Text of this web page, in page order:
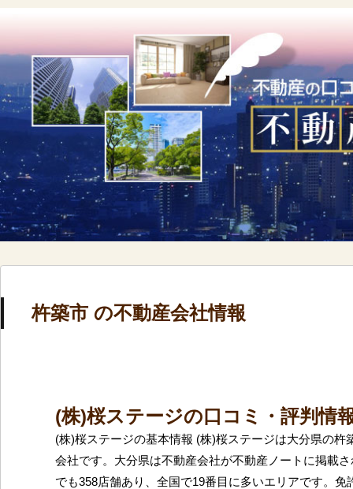
杵築市 の不動産会社情報
(株)桜ステージの口コミ・評判情
(株)桜ステージの基本情報 (株)桜ステージは大分県の杵
会社です。大分県は不動産会社が不動産ノートに掲載
でも358店舗あり、全国で19番目に多いエリアです。免